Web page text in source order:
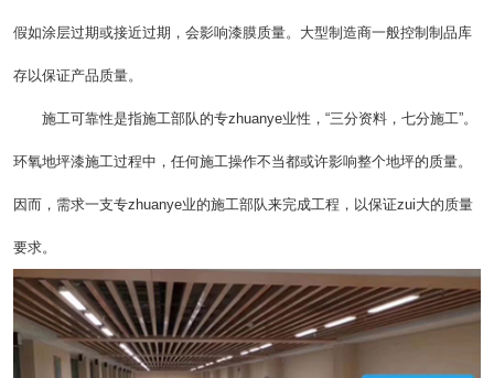
假如涂层过期或接近过期，会影响漆膜质量。大型制造商一般控制制品库
存以保证产品质量。
施工可靠性是指施工部队的专zhuanye业性，“三分资料，七分施工”。
环氧地坪漆施工过程中，任何施工操作不当都或许影响整个地坪的质量。
因而，需求一支专zhuanye业的施工部队来完成工程，以保证zui大的质量
要求。